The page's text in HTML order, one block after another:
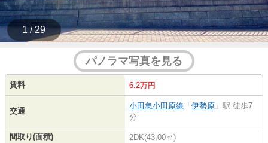
1 / 29
パノラマ写真を見る
賃料 6.2万円
交通
小田急小田原線 「 伊勢原 」駅 徒歩7
分
間取り(面積) 2DK(43.00㎡)